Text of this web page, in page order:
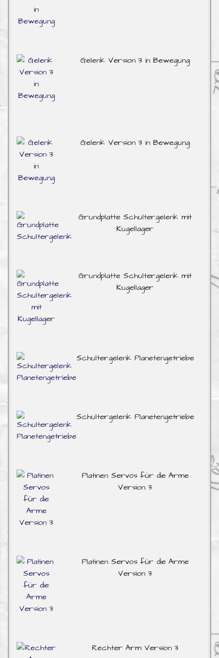
Gelenk Version 3 in Bewegung
Gelenk Version 3 in Bewegung
Grundplatte Schultergelenk mit
Kugellager
Grundplatte Schultergelenk mit
Kugellager
Schultergelenk Planetengetriebe
Schultergelenk Planetengetriebe
Platinen Servos für die Arme
Version 3
Platinen Servos für die Arme
Version 3
Rechter Arm Version 3